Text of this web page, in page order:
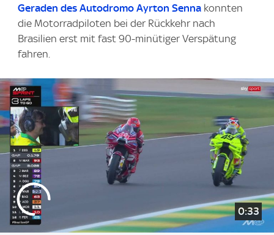
Geraden des Autodromo Ayrton Senna konnten
die Motorradpiloten bei der Rückkehr nach
Brasilien erst mit fast 90-minütiger Verspätung
fahren.
0:33